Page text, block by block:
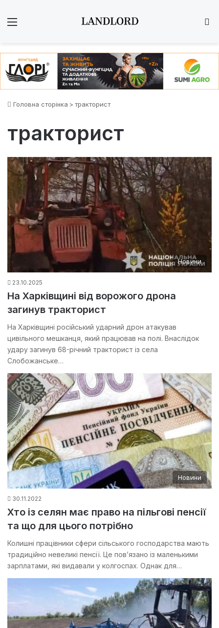
Головна сторінка > тракторист
тракторист
Новини
23.10.2025
На Харківщині від ворожого дрона
загинув тракторист
На Харківщині російський ударний дрон атакував
цивільного мешканця, який працював на полі. Внаслідок
удару загинув 68-річний тракторист із села
Слобожанське…
Новини
30.11.2022
Хто із селян має право на пільгові пенсії
та що для цього потрібно
Колишні працівники сфери сільського господарства мають
традиційно невеликі пенсії. Це пов’язано із маленькими
зарплатами, які видавали у колгоспах. Однак для…